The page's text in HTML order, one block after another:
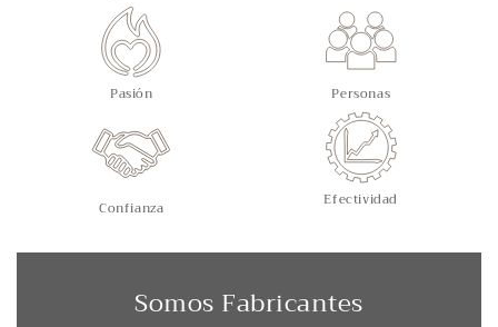
Pasión Personas
Confianza Efectividad
Somos Fabricantes